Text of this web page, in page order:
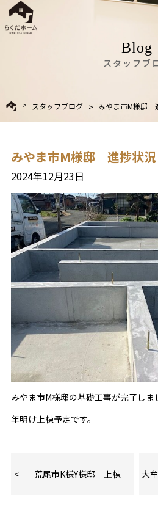
Blog
スタッフブ
スタッフブログ みやま市M様邸
みやま市M様邸 進捗状況
2024年12月23日
みやま市M様邸の基礎工事が完了しま
年明け上棟予定です。
荒尾市K様Y様邸 上棟 大